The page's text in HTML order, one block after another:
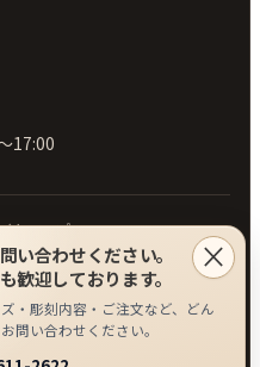
×
い合わせください。
歓迎しております。
・彫刻内容・ご注文など、どん
問い合わせください。
17:00
トマップ